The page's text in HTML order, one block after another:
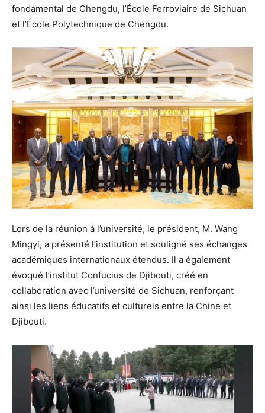
fondamental de Chengdu, l’École Ferroviaire de Sichuan
et l’École Polytechnique de Chengdu.
Lors de la réunion à l’université, le président, M. Wang
Mingyi, a présenté l’institution et souligné ses échanges
académiques internationaux étendus. Il a également
évoqué l’institut Confucius de Djibouti, créé en
collaboration avec l’université de Sichuan, renforçant
ainsi les liens éducatifs et culturels entre la Chine et
Djibouti.